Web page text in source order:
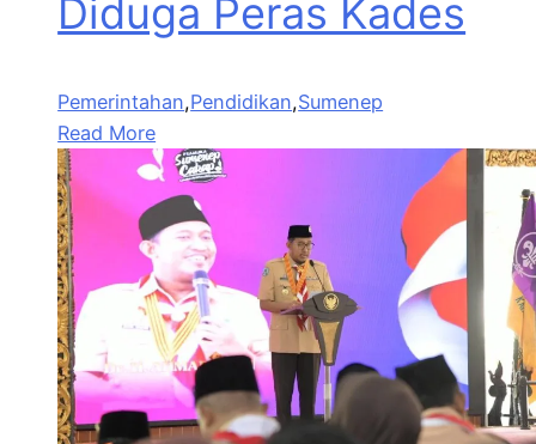
Diduga Peras Kades
Pemerintahan,Pendidikan,Sumenep
Read More